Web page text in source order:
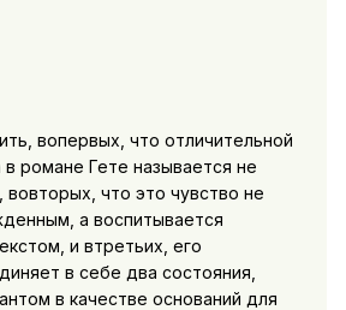
вопервых, что отличительной
романе Гете называется не
вовторых, что это чувство не
а воспитывается
и втретьих, его
в себе два состояния,
в качестве оснований для